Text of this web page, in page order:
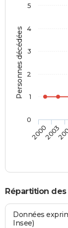
Personnes décédées
20002003
0
1
2
3
4
5
Répartition
Données
Insee)